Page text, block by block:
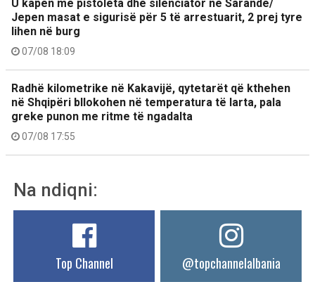
U kapën me pistoleta dhe silenciator në Sarandë/
Jepen masat e sigurisë për 5 të arrestuarit, 2 prej tyre
lihen në burg
07/08 18:09
Radhë kilometrike në Kakavijë, qytetarët që kthehen
në Shqipëri bllokohen në temperatura të larta, pala
greke punon me ritme të ngadalta
07/08 17:55
Na ndiqni:
Top Channel @topchannelalbania